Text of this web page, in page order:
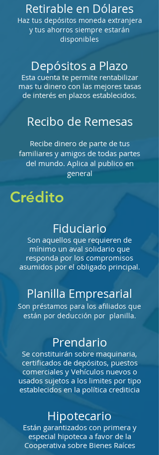
Retirable en Dólares
Haz tus depósitos moneda extranjera
y tus ahorros siempre estarán
disponibles
Depósitos a Plazo
Esta cuenta te permite rentabilizar
mas tu dinero con las mejores tasas
de interés en plazos establecidos.
Recibo de Remesas
Recibe dinero de parte de tus
familiares y amigos de todas partes
del mundo. Aplica al publico en
general
Crédito
Fiduciario
Son aquellos que requieren de
mínimo un aval solidario que
responda por los compromisos
asumidos por el obligado principal.
Planilla Empresarial
Son préstamos para los afiliados que
están por deducción por planilla.
Prendario
Se constituirán sobre maquinaria,
certificados de depósitos, puestos
comerciales y Vehículos nuevos o
usados sujetos a los limites por tipo
establecidos en la política crediticia
Hipotecario
Están garantizados con primera y
especial hipoteca a favor de la
Cooperativa sobre Bienes Raíces